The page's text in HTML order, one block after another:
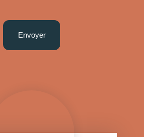
Envoyer